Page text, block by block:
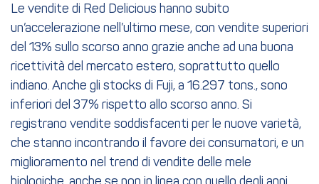
Le vendite di Red Delicious hanno subito
un’accelerazione nell’ultimo mese, con vendite superiori
del 13% sullo scorso anno grazie anche ad una buona
ricettività del mercato estero, soprattutto quello
indiano. Anche gli stocks di Fuji, a 16.297 tons., sono
inferiori del 37% rispetto allo scorso anno. Si
registrano vendite soddisfacenti per le nuove varietà,
che stanno incontrando il favore dei consumatori, e un
miglioramento nel trend di vendite delle mele